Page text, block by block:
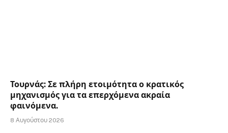
Τουρνάς: Σε πλήρη ετοιμότητα ο κρατικός
μηχανισμός για τα επερχόμενα ακραία
φαινόμενα.
8 Αυγούστου 2026